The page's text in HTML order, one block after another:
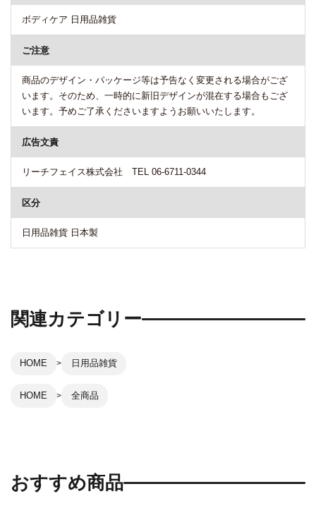
ボディケア 日用品雑貨
ご注意
商品のデザイン・パッケージ等は予告なく変更される場合がござ
います。そのため、一時的に新旧デザインが混在する場合もござ
います。予めご了承くださいますようお願いいたします。
広告文責
リーチフェイス株式会社 TEL 06-6711-0344
区分
日用品雑貨 日本製
関連カテゴリー
HOME 日用品雑貨
HOME 全商品
おすすめ商品